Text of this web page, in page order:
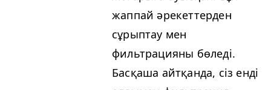
жаппай әрекеттерден
сұрыптау мен
фильтрацияны бөледі.
Басқаша айтқанда, сіз енді